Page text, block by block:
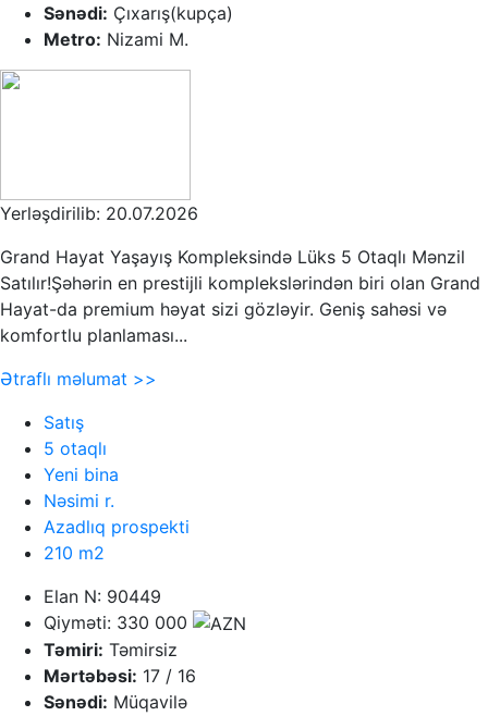
Sənədi: Çıxarış(kupça)
Metro: Nizami M.
Yerləşdirilib: 20.07.2026
Grand Hayat Yaşayış Kompleksində Lüks 5 Otaqlı Mənzil
Satılır!Şəhərin en prestijli komplekslərindən biri olan Grand
Hayat-da premium həyat sizi gözləyir. Geniş sahəsi və
komfortlu planlaması...
Ətraflı məlumat >>
Satış
5 otaqlı
Yeni bina
Nəsimi r.
Azadlıq prospekti
210 m2
Elan N: 90449
Qiyməti: 330 000
Təmiri: Təmirsiz
Mərtəbəsi: 17 / 16
Sənədi: Müqavilə